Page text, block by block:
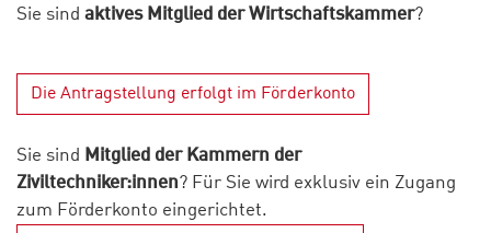
Sie sind aktives Mitglied der Wirtschaftskammer?
Die Antragstellung erfolgt im Förderkonto
Sie sind Mitglied der Kammern der
Ziviltechniker:innen? Für Sie wird exklusiv ein Zugang
zum Förderkonto eingerichtet.